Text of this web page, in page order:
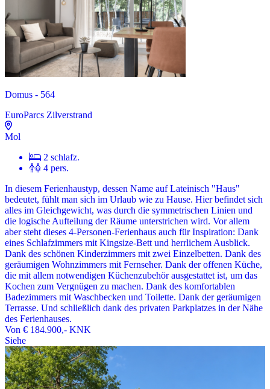
Domus - 564
EuroParcs Zilverstrand
Mol
2 schlafz.
4 pers.
In diesem Ferienhaustyp, dessen Name auf Lateinisch "Haus"
bedeutet, fühlt man sich im Urlaub wie zu Hause. Hier befindet sich
alles im Gleichgewicht, was durch die symmetrischen Linien und
die logische Aufteilung der Räume unterstrichen wird. Vor allem
aber steht dieses 4-Personen-Ferienhaus auch für Inspiration: Dank
eines Schlafzimmers mit Kingsize-Bett und herrlichem Ausblick.
Dank des schönen Kinderzimmers mit zwei Einzelbetten. Dank des
geräumigen Wohnzimmers mit Fernseher. Dank der offenen Küche,
die mit allem notwendigen Küchenzubehör ausgestattet ist, um das
Kochen zum Vergnügen zu machen. Dank des komfortablen
Badezimmers mit Waschbecken und Toilette. Dank der geräumigen
Terrasse. Und schließlich dank des privaten Parkplatzes in der Nähe
des Ferienhauses.
Von € 184.900,- KNK
Siehe